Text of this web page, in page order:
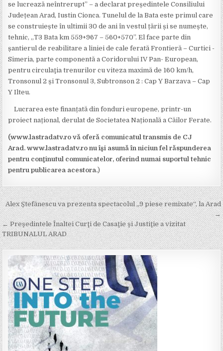
se lucrează neîntrerupt” – a declarat președintele Consiliului
Județean Arad, Iustin Cionca. Tunelul de la Bata este primul care
se construiește în ultimii 30 de ani în vestul țării și se numește,
tehnic, „T3 Bata km 559+967 – 560+570”. El face parte din
șantierul de reabilitare a liniei de cale ferată Frontieră – Curtici -
Simeria, parte componentă a Coridorului IV Pan- European,
pentru circulaţia trenurilor cu viteza maximă de 160 km/h,
Tronsonul 2 și Tronsonul 3, Subtronson 2 : Cap Y Barzava – Cap
Y Ilteu.
Lucrarea este finanțată din fonduri europene, printr-un
proiect național, derulat de Societatea Națională a Căilor Ferate.
(www.lastradatv.ro vă oferă comunicatul transmis de CJ
Arad. www.lastradatv.ro nu îşi asumă în niciun fel răspunderea
pentru conţinutul comunicatelor, oferind numai suportul tehnic
pentru publicarea acestora.)
Post
navigation
Alex Ștefănescu va prezenta spectacolul „9 piese remixate“, la Arad
→
← Preşedintele Înaltei Curţi de Casaţie şi Justiţie a vizitat
TRIBUNALUL ARAD